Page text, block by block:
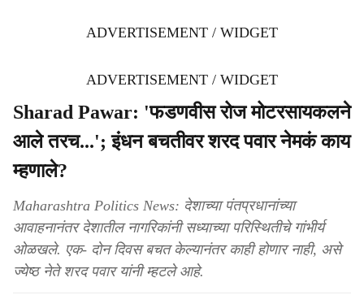
ADVERTISEMENT / WIDGET
ADVERTISEMENT / WIDGET
Sharad Pawar: 'फडणवीस रोज मोटरसायकलने
आले तरच...'; इंधन बचतीवर शरद पवार नेमकं काय
म्हणाले?
Maharashtra Politics News: देशाच्या पंतप्रधानांच्या
आवाहनानंतर देशातील नागरिकांनी सध्याच्या परिस्थितीचे गांभीर्य
ओळखले. एक- दोन दिवस बचत केल्यानंतर काही होणार नाही, असे
ज्येष्ठ नेते शरद पवार यांनी म्हटले आहे.